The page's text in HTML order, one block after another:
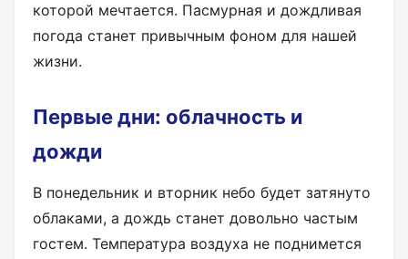
которой мечтается. Пасмурная и дождливая
погода станет привычным фоном для нашей
жизни.
Первые дни: облачность и
дожди
В понедельник и вторник небо будет затянуто
облаками, а дождь станет довольно частым
гостем. Температура воздуха не поднимется